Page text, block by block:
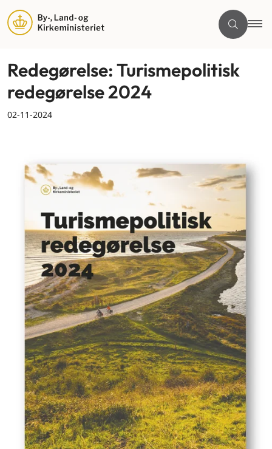
Redegørelse: Turismepolitisk
redegørelse 2024
02-11-2024